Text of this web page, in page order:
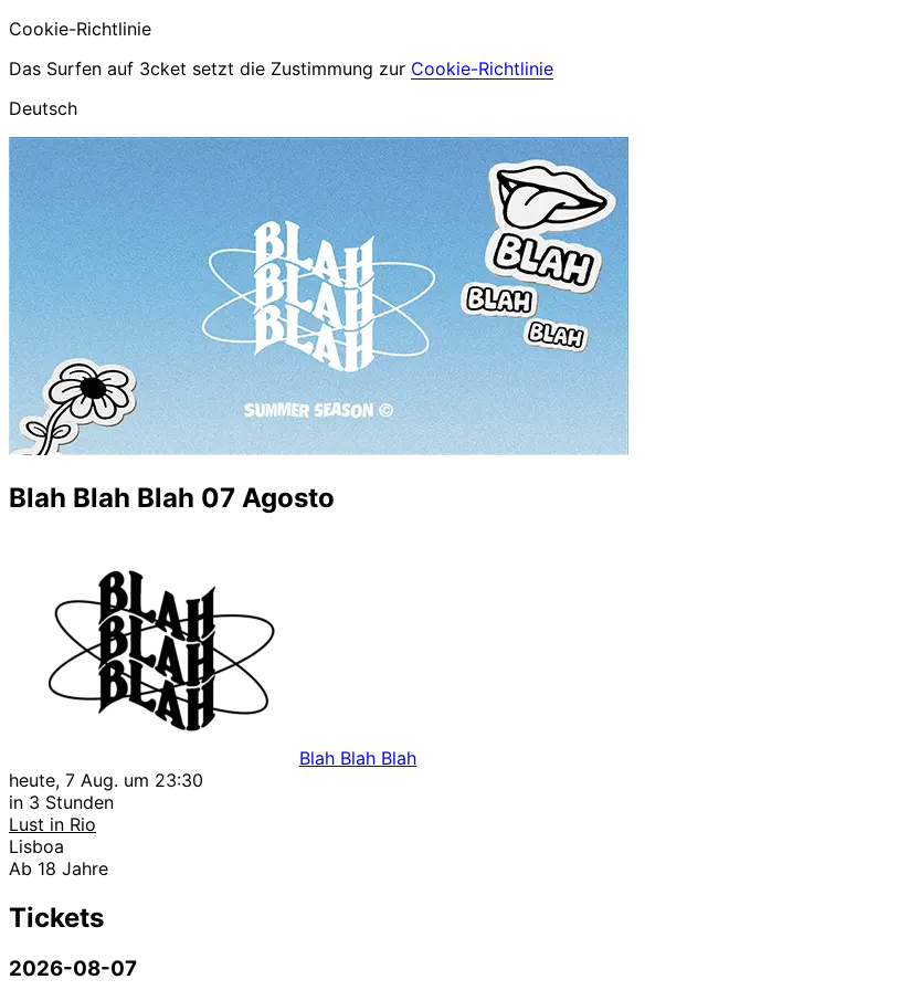
Cookie-Richtlinie
Das Surfen auf 3cket setzt die Zustimmung zur Cookie-Richtlinie
Deutsch
Blah Blah Blah 07 Agosto
Blah Blah Blah
heute, 7 Aug. um 23:30
in 3 Stunden
Lust in Rio
Lisboa
Ab 18 Jahre
Tickets
2026-08-07